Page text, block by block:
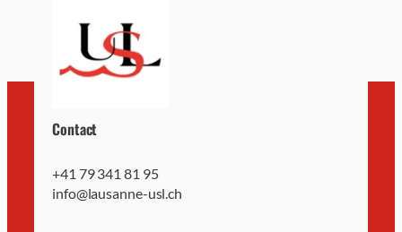
Contact
+41 79 341 81 95
info@lausanne-usl.ch